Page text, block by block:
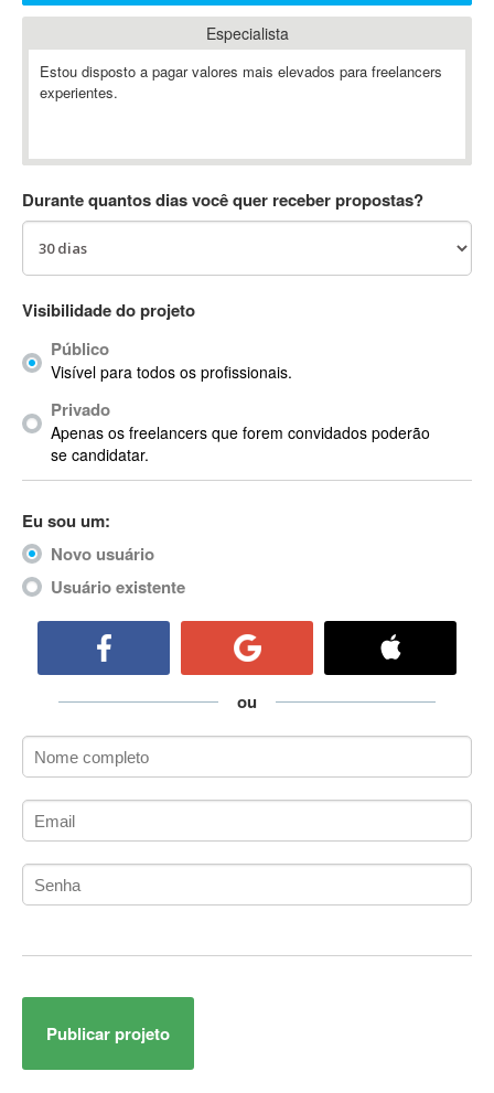
Ableton Live
Abstract
Abstract Window Toolkit (AWT)
AC Drives
ACARS
AccountMate
Acrobat
Acrobat X
Acronis
ACT
ActionScript
ActionScript 3
Active Directory
ActiveX Data Objects (ADO)
ADK
Administração Acadêmica
Administração de Artistas e Repertórios
Administração de Banco de Dados
Administração de Redes
Administrador de Sistemas
Adobe After Effects
Adobe AIR
Especialista
Estou disposto a pagar valores mais elevados para freelancers
experientes.
Durante quantos dias você quer receber propostas?
Visibilidade do projeto
Público
Visível para todos os profissionais.
Privado
Apenas os freelancers que forem convidados poderão
se candidatar.
Eu sou um:
Novo usuário
Usuário existente
ou
Publicar projeto